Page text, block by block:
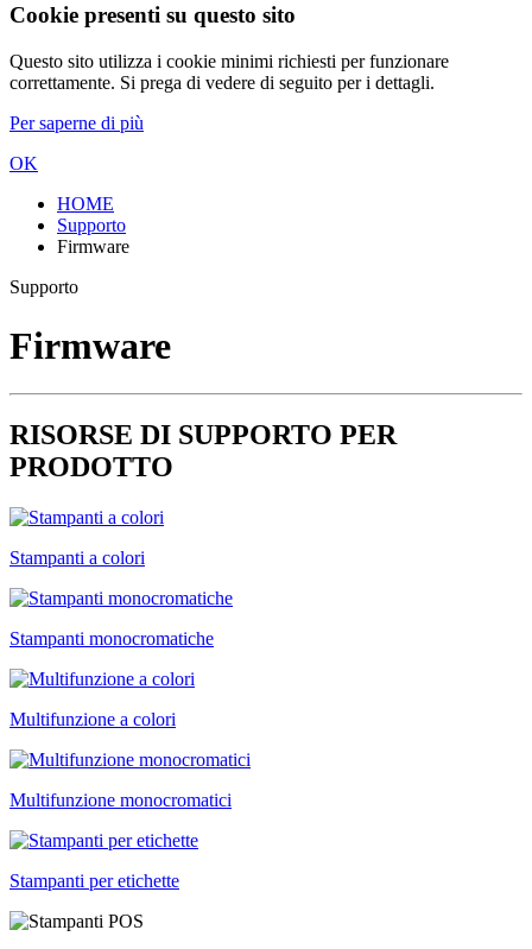
Cookie presenti su questo sito
Questo sito utilizza i cookie minimi richiesti per funzionare
correttamente. Si prega di vedere di seguito per i dettagli.
Per saperne di più
OK
HOME
Supporto
Firmware
Supporto
Firmware
RISORSE DI SUPPORTO PER
PRODOTTO
Stampanti a colori
Stampanti monocromatiche
Multifunzione a colori
Multifunzione monocromatici
Stampanti per etichette